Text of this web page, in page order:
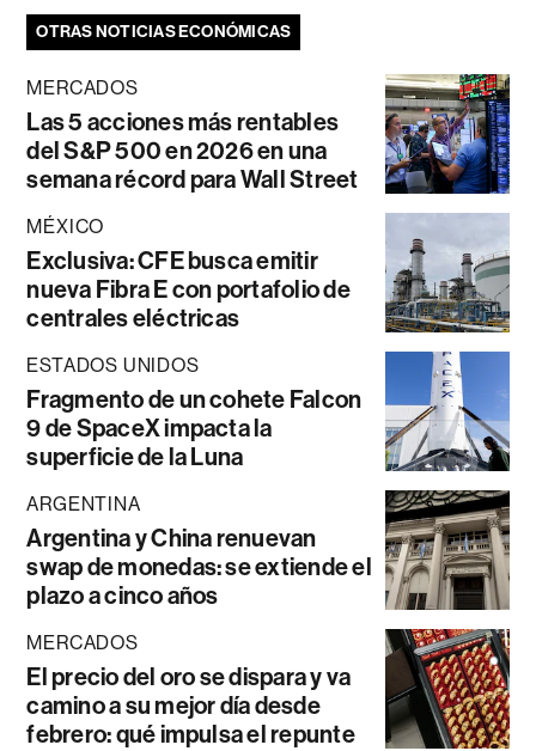
OTRAS NOTICIAS ECONÓMICAS
MERCADOS
Las 5 acciones más rentables
del S&P 500 en 2026 en una
semana récord para Wall Street
MÉXICO
Exclusiva: CFE busca emitir
nueva Fibra E con portafolio de
centrales eléctricas
ESTADOS UNIDOS
Fragmento de un cohete Falcon
9 de SpaceX impacta la
superficie de la Luna
ARGENTINA
Argentina y China renuevan
swap de monedas: se extiende el
plazo a cinco años
MERCADOS
El precio del oro se dispara y va
camino a su mejor día desde
febrero: qué impulsa el repunte